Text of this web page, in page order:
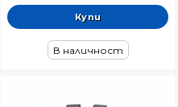
В наличност